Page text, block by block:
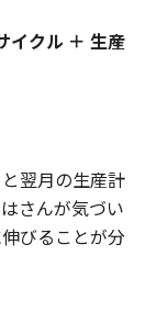
イクル ＋ 生産
翌月の生産計
さんが気づい
びることが分